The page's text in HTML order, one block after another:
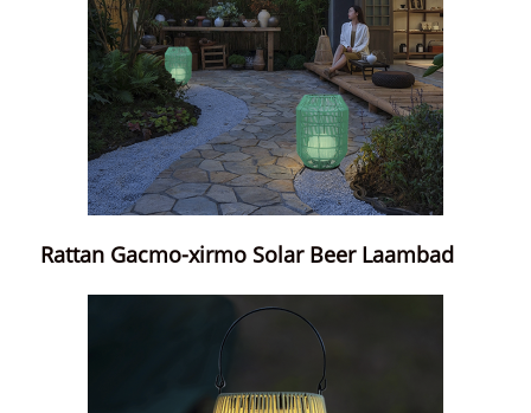
Rattan Gacmo-xirmo Solar Beer Laambad